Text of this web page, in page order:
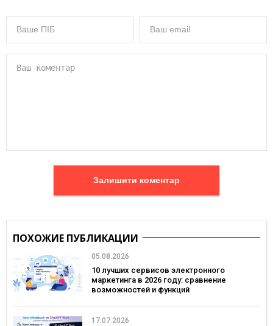
Залишити коментар
ПОХОЖИЕ ПУБЛИКАЦИИ
05.08.2026
10 лучших сервисов электронного
маркетинга в 2026 году: сравнение
возможностей и функций
17.07.2026